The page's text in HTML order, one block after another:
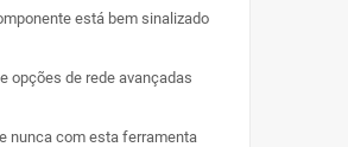
está bem sinalizado
opções de rede avançadas
nunca com esta ferramenta